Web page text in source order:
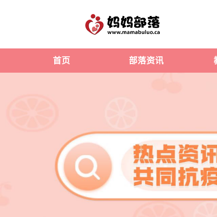
首页 部落资讯